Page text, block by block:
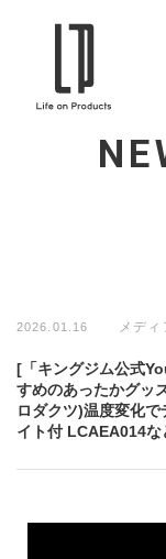
2026.01.16 メディ
[「キングジム公式
すめのあったかグ
ロダクツ)温度変化
イト付 LCAEA014な